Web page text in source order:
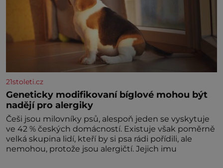
21stoleti.cz
Geneticky modifikovaní bíglové mohou být
nadějí pro alergiky
Češi jsou milovníky psů, alespoň jeden se vyskytuje
ve 42 % českých domácností. Existuje však poměrně
velká skupina lidí, kteří by si psa rádi pořídili, ale
nemohou, protože jsou alergičtí. Jejich imu